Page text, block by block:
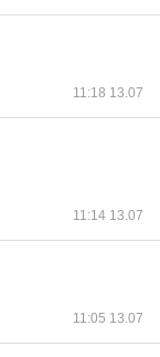
11:18 13.07
11:14 13.07
11:05 13.07